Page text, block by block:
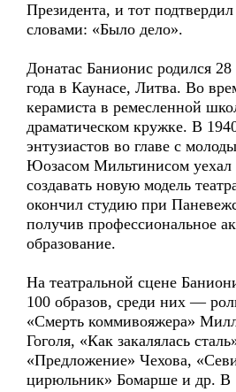
Президента, и тот
словами: «Было дело».
Донатас Банионис родился 28
года в Каунасе, Литва. Во
керамиста в ремесленной
драматическом кружке. В
энтузиастов во главе с
Юозасом Мильтинисом
создавать новую модель
окончил студию при
получив профессиональное
образование.
На театральной сцене
100 образов, среди них —
«Смерть коммивояжера»
Гоголя, «Как закалялась
«Предложение» Чехова,
цирюльник» Бомарше и др. В